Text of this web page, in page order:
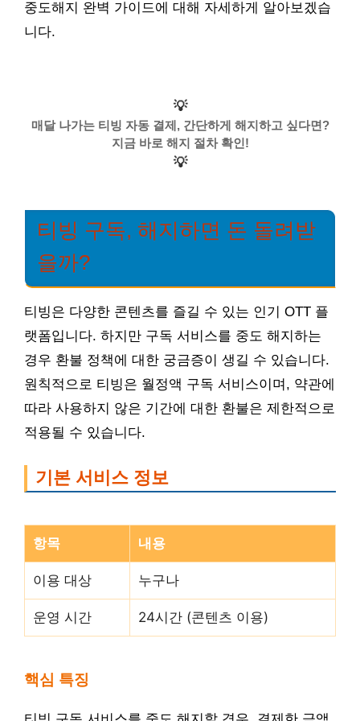
중도해지 완벽 가이드에 대해 자세하게 알아보겠습
니다.
💡
매달 나가는 티빙 자동 결제, 간단하게 해지하고 싶다면?
지금 바로 해지 절차 확인!
💡
티빙 구독, 해지하면 돈 돌려받
을까?
티빙은 다양한 콘텐츠를 즐길 수 있는 인기 OTT 플
랫폼입니다. 하지만 구독 서비스를 중도 해지하는
경우 환불 정책에 대한 궁금증이 생길 수 있습니다.
원칙적으로 티빙은 월정액 구독 서비스이며, 약관에
따라 사용하지 않은 기간에 대한 환불은 제한적으로
적용될 수 있습니다.
기본 서비스 정보
항목 내용
이용 대상 누구나
운영 시간 24시간 (콘텐츠 이용)
핵심 특징